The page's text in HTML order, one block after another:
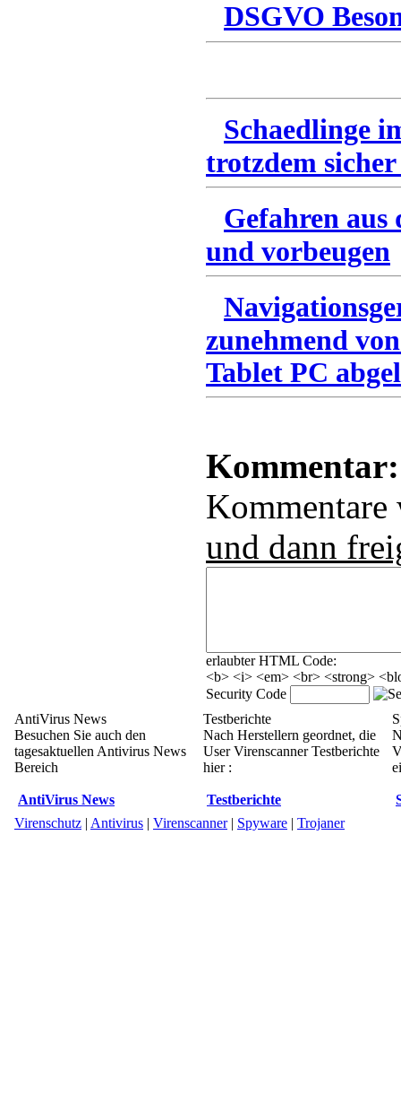
DSGVO
Schaedlinge
trotzdem
Gefahren
und vorbeugen
zunehmend
Tablet PC
Kommentar:
und dann
erlaubter HTML Code:
<b> <i> <em> <br> <strong>
Security Code
AntiVirus News
Besuchen Sie auch den
tagesaktuellen Antivirus News
Bereich
AntiVirus News
Testberichte
Nach Herstellern geordnet, die
User Virenscanner Testberichte
hier :
Testberichte
Virenschutz | Antivirus | Virenscanner| Spyware | Trojaner